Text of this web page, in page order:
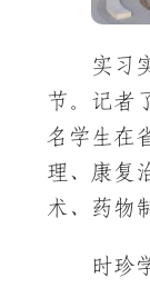
实习
节。记者
名学生在
理、康复
术、药物
时珍